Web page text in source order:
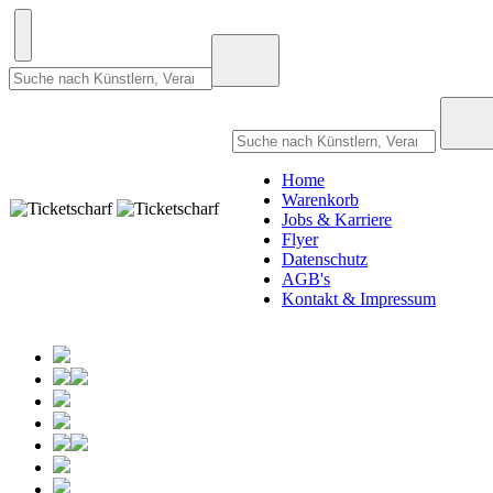
Home
Warenkorb
Jobs & Karriere
Flyer
Datenschutz
AGB's
Kontakt & Impressum